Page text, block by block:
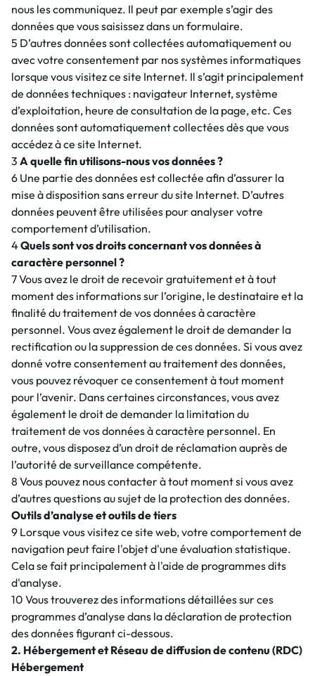
nous les communiquez. Il peut par exemple s’agir des
données que vous saisissez dans un formulaire.
5 D’autres données sont collectées automatiquement ou
avec votre consentement par nos systèmes informatiques
lorsque vous visitez ce site Internet. Il s’agit principalement
de données techniques : navigateur Internet, système
d’exploitation, heure de consultation de la page, etc. Ces
données sont automatiquement collectées dès que vous
accédez à ce site Internet.
3 A quelle fin utilisons-nous vos données ?
6 Une partie des données est collectée afin d’assurer la
mise à disposition sans erreur du site Internet. D’autres
données peuvent être utilisées pour analyser votre
comportement d’utilisation.
4 Quels sont vos droits concernant vos données à
caractère personnel ?
7 Vous avez le droit de recevoir gratuitement et à tout
moment des informations sur l’origine, le destinataire et la
finalité du traitement de vos données à caractère
personnel. Vous avez également le droit de demander la
rectification ou la suppression de ces données. Si vous avez
donné votre consentement au traitement des données,
vous pouvez révoquer ce consentement à tout moment
pour l’avenir. Dans certaines circonstances, vous avez
également le droit de demander la limitation du
traitement de vos données à caractère personnel. En
outre, vous disposez d’un droit de réclamation auprès de
l’autorité de surveillance compétente.
8 Vous pouvez nous contacter à tout moment si vous avez
d’autres questions au sujet de la protection des données.
Outils d’analyse et outils de tiers
9 Lorsque vous visitez ce site web, votre comportement de
navigation peut faire l'objet d'une évaluation statistique.
Cela se fait principalement à l'aide de programmes dits
d'analyse.
10 Vous trouverez des informations détaillées sur ces
programmes d’analyse dans la déclaration de protection
des données figurant ci-dessous.
2. Hébergement et Réseau de diffusion de contenu (RDC)
Hébergement